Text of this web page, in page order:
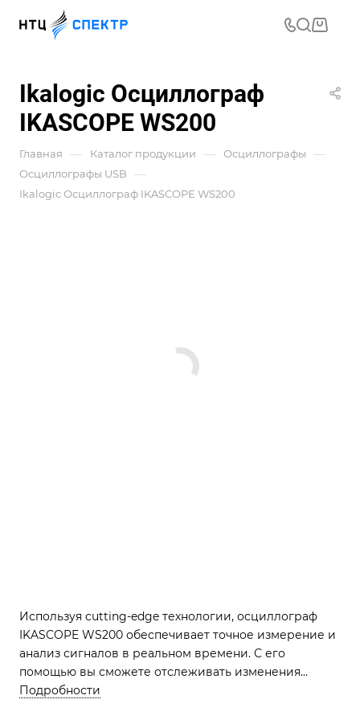
Ikalogic Осциллограф
IKASCOPE WS200
Главная — Каталог продукции — Осциллографы —
Осциллографы USB —
Ikalogic Осциллограф IKASCOPE WS200
Используя cutting-edge технологии, осциллограф
IKASCOPE WS200 обеспечивает точное измерение и
анализ сигналов в реальном времени. С его
помощью вы сможете отслеживать изменения
напряжения, частоты и формы сигналов с высокой
Подробности